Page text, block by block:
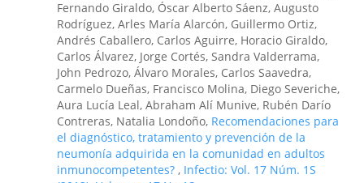
Fernando Giraldo, Óscar Alberto Sáenz, Augusto
Rodríguez, Arles María Alarcón, Guillermo Ortiz,
Andrés Caballero, Carlos Aguirre, Horacio Giraldo,
Carlos Álvarez, Jorge Cortés, Sandra Valderrama,
John Pedrozo, Álvaro Morales, Carlos Saavedra,
Carmelo Dueñas, Francisco Molina, Diego Severiche,
Aura Lucía Leal, Abraham Alí Munive, Rubén Darío
Contreras, Natalia Londoño, Recomendaciones para
el diagnóstico, tratamiento y prevención de la
neumonía adquirida en la comunidad en adultos
inmunocompetentes? , Infectio: Vol. 17 Núm. 1S